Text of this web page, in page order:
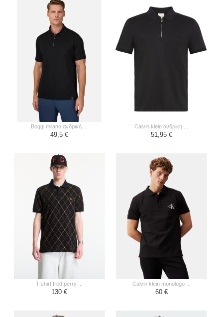
boggi milano ανδρική ...
49,5 €
calvin klein ανδρική ...
51,95 €
t-shirt fred perry ...
130 €
calvin klein monologo ...
60 €